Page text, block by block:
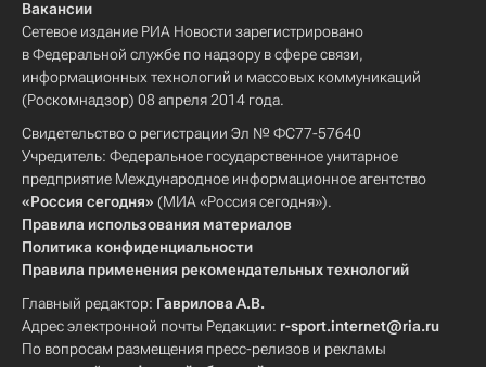
Вакансии
Сетевое издание РИА Новости зарегистрировано
в Федеральной службе по надзору в сфере связи,
информационных технологий и массовых коммуникаций
(Роскомнадзор) 08 апреля 2014 года.
Свидетельство о регистрации Эл № ФС77-57640
Учредитель: Федеральное государственное унитарное
предприятие Международное информационное агентство
«Россия сегодня» (МИА «Россия сегодня»).
Правила использования материалов
Политика конфиденциальности
Правила применения рекомендательных технологий
Главный редактор: Гаврилова А.В.
Адрес электронной почты Редакции: r-sport.internet@ria.ru
По вопросам размещения пресс-релизов и рекламы